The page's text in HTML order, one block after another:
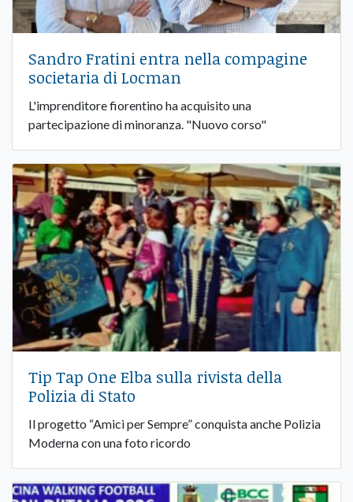
Sandro Fratini entra nella compagine
societaria di Locman
L'imprenditore fiorentino ha acquisito una
partecipazione di minoranza. "Nuovo corso"
Tip Tap One Elba sulla rivista della
Polizia di Stato
Il progetto “Amici per Sempre” conquista anche Polizia
Moderna con una foto ricordo